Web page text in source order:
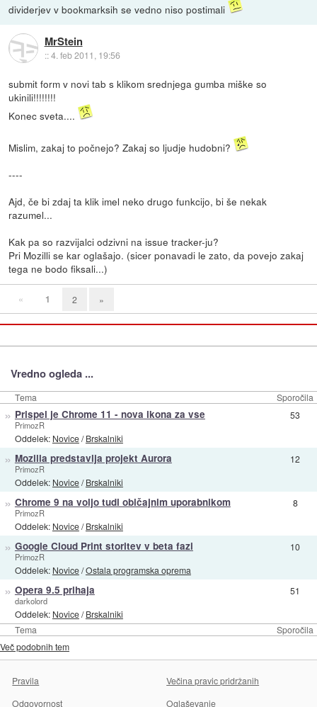
dividerjev v bookmarksih se vedno niso postimali
MrStein
::4. feb 2011, 19:56
submit form v novi tab s klikom srednjega gumba miške so
ukinili!!!!!!!!
Konec sveta....
Mislim, zakaj to počnejo? Zakaj so ljudje hudobni?
----
Ajd, če bi zdaj ta klik imel neko drugo funkcijo, bi še nekak
razumel...
Kak pa so razvijalci odzivni na issue tracker-ju?
Pri Mozilli se kar oglašajo. (sicer ponavadi le zato, da povejo zakaj
tega ne bodo fiksali...)
« 1 2 »
Vredno ogleda ...
Tema Sporočila
Tema Sporočila
» Prispel je Chrome 11 - nova ikona za vse
PrimozR
Oddelek: Novice/Brskalniki
53
» Mozilla predstavlja projekt Aurora
PrimozR
Oddelek: Novice/Brskalniki
12
» Chrome 9 na voljo tudi običajnim uporabnikom
PrimozR
Oddelek: Novice/Brskalniki
8
» Google Cloud Print storitev v beta fazi
PrimozR
Oddelek: Novice/Ostala programska oprema
10
» Opera 9.5 prihaja
darkolord
Oddelek: Novice/Brskalniki
51
Več podobnih tem
Pravila
Večina pravic pridržanih
Odgovornost
Oglaševanje